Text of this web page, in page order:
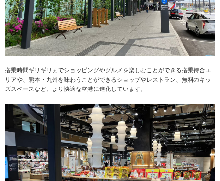
搭乗時間ギリギリまでショッピングやグルメを楽しむことができる搭乗待合エ
リアや、熊本・九州を味わうことができるショップやレストラン、無料のキッ
ズスペースなど、より快適な空港に進化しています。